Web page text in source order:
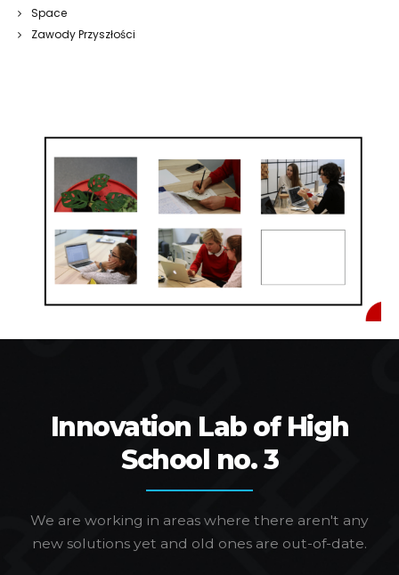
Space
Zawody Przyszłości
Innovation Lab of High
School no. 3
We are working in areas where there aren't any
new solutions yet and old ones are out-of-date.